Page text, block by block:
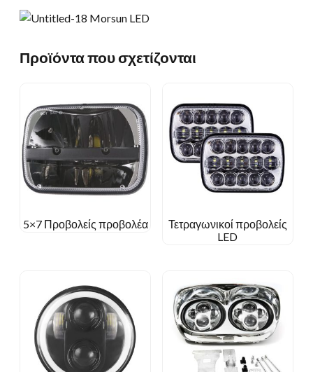
Προϊόντα που σχετίζονται
5×7 Προβολείς προβολέα
Τετραγωνικοί προβολείς
LED